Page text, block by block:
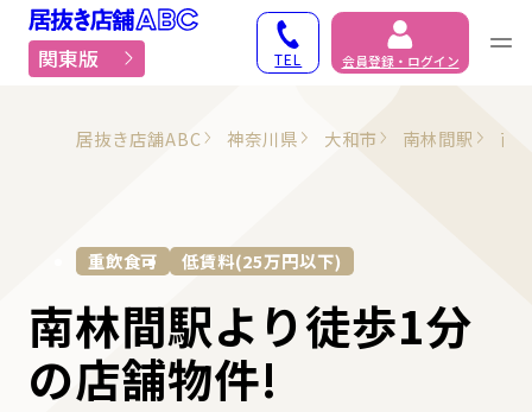
居抜き物件・貸店舗で
関東版 TEL 会員登録・ログイン
居抜き店舗ABC 神奈川県 大和市 南林間駅 南
重飲食可 低賃料(25万円以下)
南林間駅より徒歩1分
の店舗物件!